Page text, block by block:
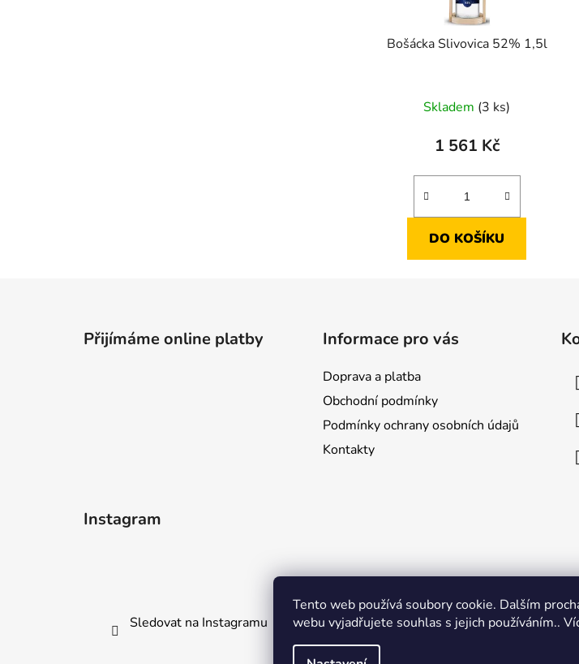
Tento web používá soubory cookie. Dalším
webu vyjadřujete souhlas s jejich používáním..
Bošácka Slivovica 52% 1,5l
Skladem (3 ks)
1 561 Kč
DO KOŠÍKU
Přijímáme online platby Informace pro vás
Doprava a platba
Obchodní podmínky
Podmínky ochrany osobních údajů
Kontakty
Instagram
Sledovat na Instagramu